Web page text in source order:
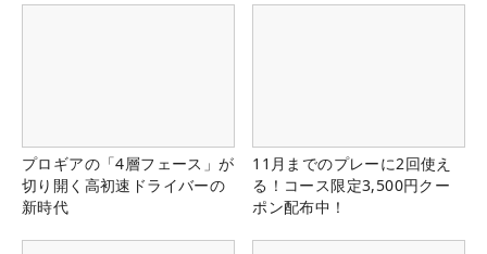
プロギアの「4層フェース」が
切り開く高初速ドライバーの
新時代
11月までのプレーに2回使え
る！コース限定3,500円クー
ポン配布中！